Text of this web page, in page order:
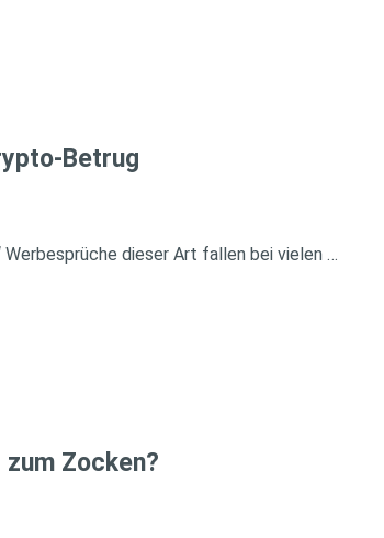
Betrug
dieser Art fallen bei vielen …
Zocken?